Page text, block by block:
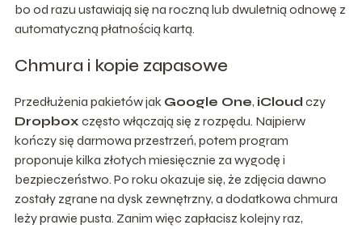
bo od razu ustawiają się na roczną lub dwuletnią odnowę z
automatyczną płatnością kartą.
Chmura i kopie zapasowe
Przedłużenia pakietów jak Google One, iCloud czy
Dropbox często włączają się z rozpędu. Najpierw
kończy się darmowa przestrzeń, potem program
proponuje kilka złotych miesięcznie za wygodę i
bezpieczeństwo. Po roku okazuje się, że zdjęcia dawno
zostały zgrane na dysk zewnętrzny, a dodatkowa chmura
leży prawie pusta. Zanim więc zapłacisz kolejny raz,